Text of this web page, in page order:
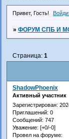
Привет, Гость!
» ФОРУМ СПБ И
Страница: 1
ShadowPhoenix
Активный участник
Зарегистрирован:
Приглашений: 0
Сообщений: 747
Уважение: [+0/-0]
Провел на форуме: